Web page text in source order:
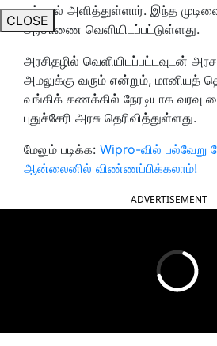
CLOSE
ஒப்புதல் அளித்துள்ளார். இந்த
அரசாணை வெளியிடப்பட்டுள்ளது.
அரசிதழில் வெளியிடப்பட்டவுடன்
அமலுக்கு வரும் என்றும், மானியத்
வங்கிக் கணக்கில் நேரடியாக வரவு
புதுச்சேரி அரசு தெரிவித்துள்ளது.
மேலும் படிக்க: Wipro-வில் பல்வேறு
ஆன்லைனில் விண்ணப்பிக்கலாம்!
ADVERTISEMENT